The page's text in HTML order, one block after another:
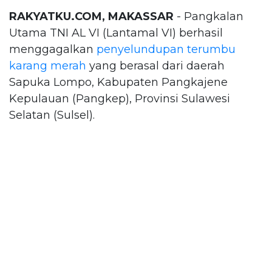
RAKYATKU.COM, MAKASSAR - Pangkalan
Utama TNI AL VI (Lantamal VI) berhasil
menggagalkan penyelundupan terumbu
karang merah yang berasal dari daerah
Sapuka Lompo, Kabupaten Pangkajene
Kepulauan (Pangkep), Provinsi Sulawesi
Selatan (Sulsel).